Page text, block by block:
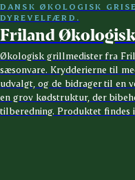
DANSK ØKOLOGISK
DYREVELFÆRD.
Friland
Økologisk grillmedister fra
sæsonvare. Krydderierne til
udvalgt, og de bidrager til en
en grov kødstruktur, der
tilberedning. Produktet findes